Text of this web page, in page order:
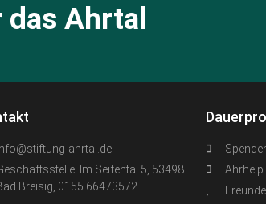
Ahrtal
ahrtal.de
Im Seifental 5, 53498
Breisig, 0155 66473572